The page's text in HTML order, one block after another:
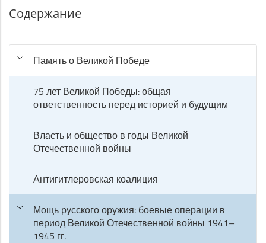
Содержание
Память о Великой Победе
75 лет Великой Победы: общая
ответственность перед историей и будущим
Власть и общество в годы Великой
Отечественной войны
Антигитлеровская коалиция
Мощь русского оружия: боевые операции в
период Великой Отечественной войны 1941–
1945 гг.